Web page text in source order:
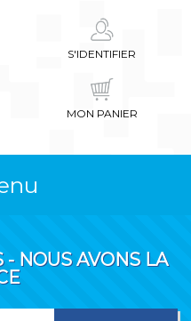
S'IDENTIFIER
MON PANIER
- NOUS AVONS LA